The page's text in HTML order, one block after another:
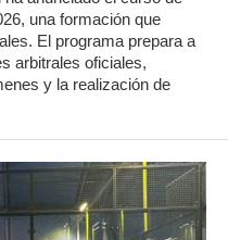
una formación que
El programa prepara a
arbitrales oficiales,
y la realización de